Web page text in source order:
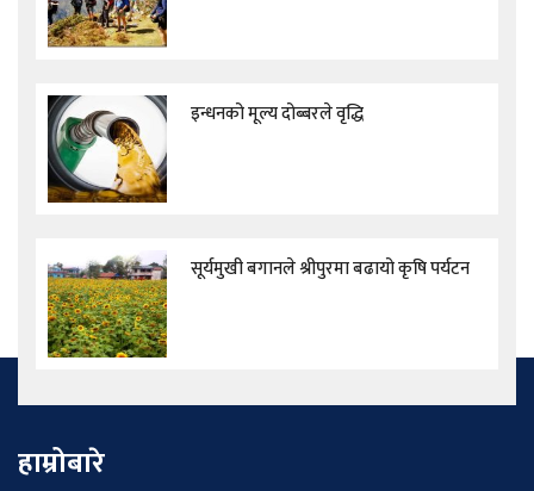
इन्धनको मूल्य दोब्बरले वृद्धि
सूर्यमुखी बगानले श्रीपुरमा बढायो कृषि पर्यटन
हाम्रोबारे